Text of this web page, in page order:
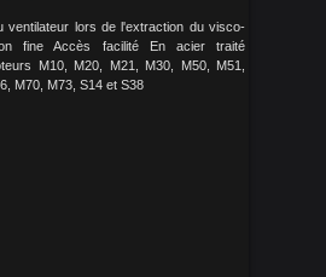
ventilateur lors de l'extraction du visco-
fine Accès facilité En acier traité
M10, M20, M21, M30, M50, M51,
M70, M73, S14 et S38